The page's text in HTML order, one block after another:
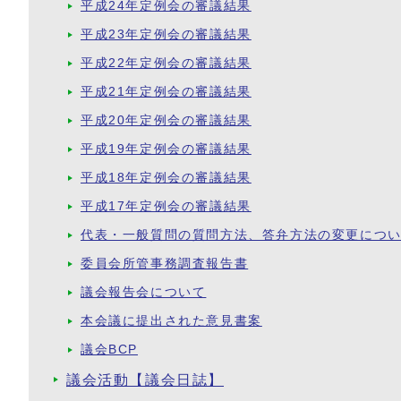
平成24年定例会の審議結果
平成23年定例会の審議結果
平成22年定例会の審議結果
平成21年定例会の審議結果
平成20年定例会の審議結果
平成19年定例会の審議結果
平成18年定例会の審議結果
平成17年定例会の審議結果
代表・一般質問の質問方法、答弁方法の変更につ
委員会所管事務調査報告書
議会報告会について
本会議に提出された意見書案
議会BCP
議会活動【議会日誌】